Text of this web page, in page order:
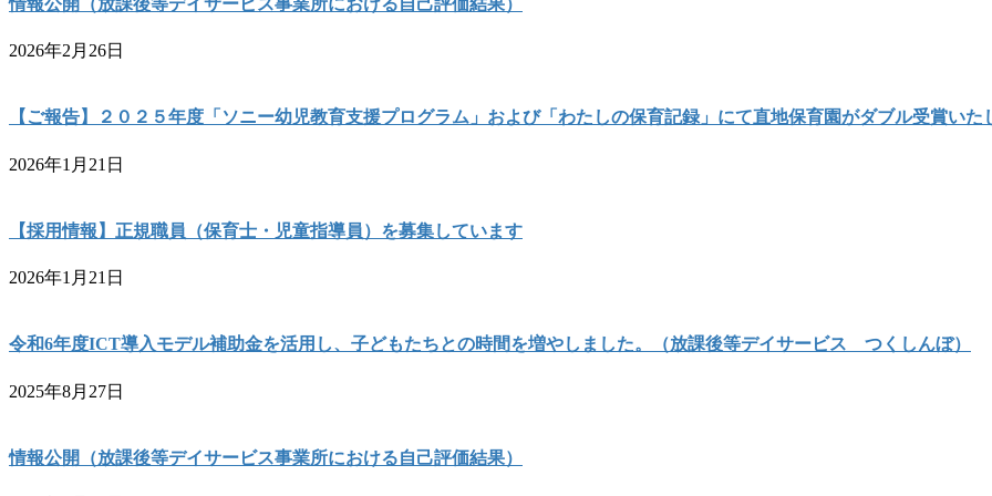
2026年2月26日
【ご報告】２０２５年度「ソニー幼児教育支援プログラム」および「わたしの保育記録」にて直地保育園がダブル受賞いた
2026年1月21日
【採用情報】正規職員（保育士・児童指導員）を募集しています
2026年1月21日
令和6年度ICT導入モデル補助金を活用し、子どもたちとの時間を増やしました。（放課後等デイサービス つくしんぼ）
2025年8月27日
情報公開（放課後等デイサービス事業所における自己評価結果）